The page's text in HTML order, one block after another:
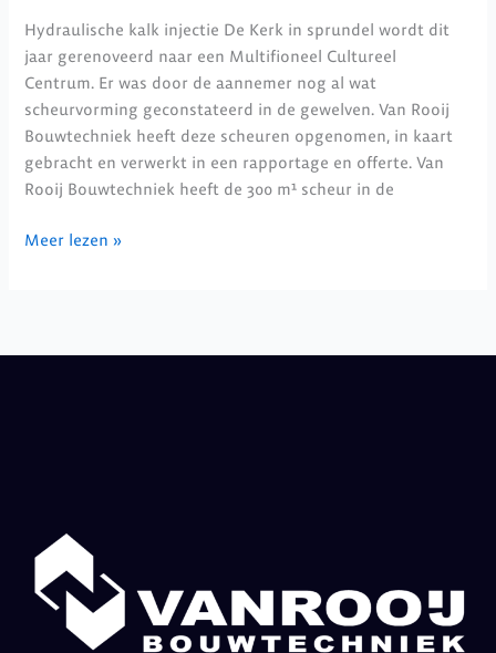
Hydraulische kalk injectie De Kerk in sprundel wordt dit
jaar gerenoveerd naar een Multifioneel Cultureel
Centrum. Er was door de aannemer nog al wat
scheurvorming geconstateerd in de gewelven. Van Rooij
Bouwtechniek heeft deze scheuren opgenomen, in kaart
gebracht en verwerkt in een rapportage en offerte. Van
Rooij Bouwtechniek heeft de 300 m¹ scheur in de
Meer lezen »